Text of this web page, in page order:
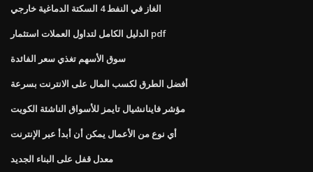
الغاز في النفط 4 السكتة الدماغية خارجي
الدليل الكامل لتداول العملات استثمار pdf
سوق الأسهم تغذي سعر الفائدة
أفضل الطرق لكسب المال على الانترنت بسرعة
مؤشر فاينانشيال تايمز للأسواق الناشئة الكويت
أي نوع من الأعمال يمكن أن أبدأ عبر الإنترنت
معدل قفل على البناء الجديد